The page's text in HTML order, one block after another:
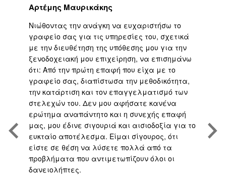
Αρτέμης Μαυρικάκης
Νιώθοντας την ανάγκη να ευχαριστήσω το
γραφείο σας για τις υπηρεσίες του, σχετικά
με την διευθέτηση της υπόθεσης μου για την
ξενοδοχειακή μου επιχείρηση, να επισημάνω
ότι: Από την πρώτη επαφή που είχα με το
γραφείο σας, διαπίστωσα την μεθοδικότητα,
την κατάρτιση και τον επαγγελματισμό των
στελεχών του. Δεν μου αφήσατε κανένα
ερώτημα αναπάντητο και η συνεχής επαφή
μας, μου έδινε σιγουριά και αισιοδοξία για το
ευκταίο αποτέλεσμα. Είμαι σίγουρος, ότι
είστε σε θέση να λύσετε πολλά από τα
προβλήματα που αντιμετωπίζουν όλοι οι
δανειολήπτες.